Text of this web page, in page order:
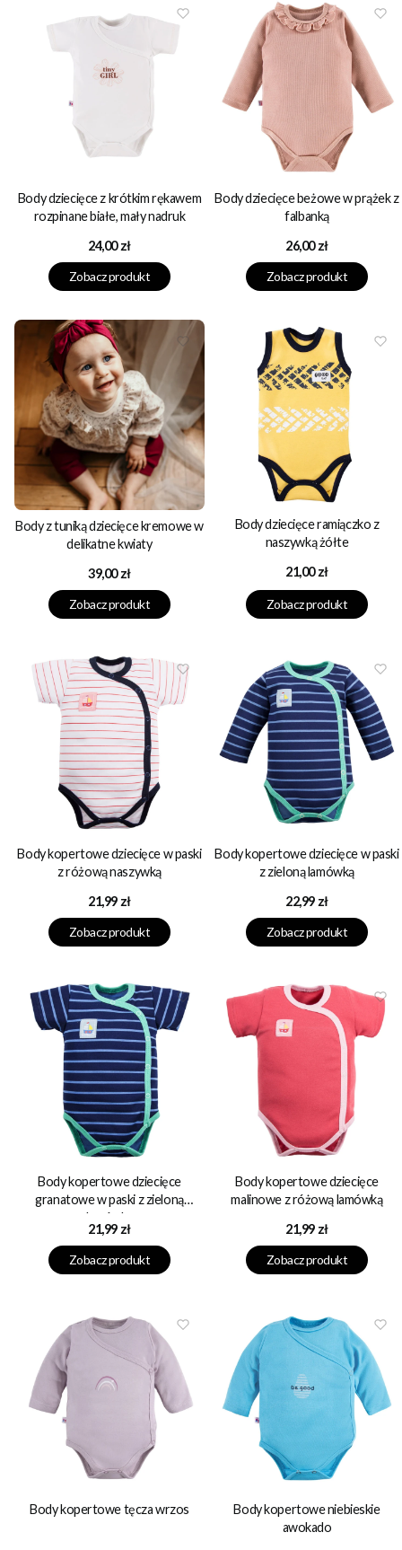
Body dziecięce z krótkim rękawem
rozpinane białe, mały nadruk
Cena
24,00 zł
Zobacz produkt
Body dziecięce beżowe w prążek z
falbanką
Cena
26,00 zł
Zobacz produkt
Body z tuniką dziecięce kremowe w
delikatne kwiaty
Cena
39,00 zł
Zobacz produkt
Body dziecięce ramiączko z
naszywką żółte
Cena
21,00 zł
Zobacz produkt
Body kopertowe dziecięce w paski
z różową naszywką
Cena
21,99 zł
Zobacz produkt
Body kopertowe dziecięce w paski
z zieloną lamówką
Cena
22,99 zł
Zobacz produkt
Body kopertowe dziecięce
granatowe w paski z zieloną
lamówką
Cena
21,99 zł
Zobacz produkt
Body kopertowe dziecięce
malinowe z różową lamówką
Cena
21,99 zł
Zobacz produkt
Body kopertowe tęcza wrzos
Body kopertowe niebieskie
awokado